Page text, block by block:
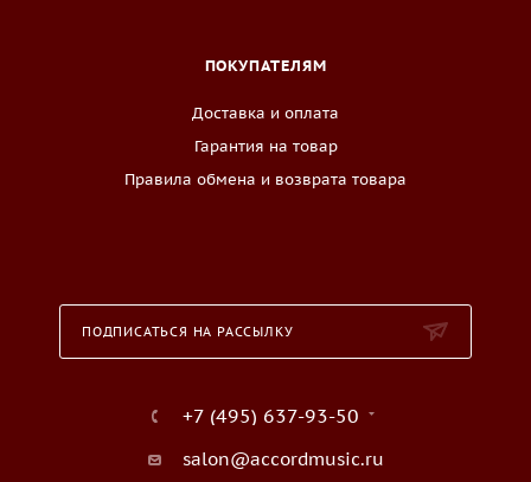
ПОКУПАТЕЛЯМ
Доставка и оплата
Гарантия на товар
Правила обмена и возврата товара
ПОДПИСАТЬСЯ НА РАССЫЛКУ
+7 (495) 637-93-50
salon@accordmusic.ru